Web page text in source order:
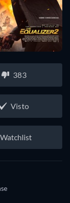
383
Visto